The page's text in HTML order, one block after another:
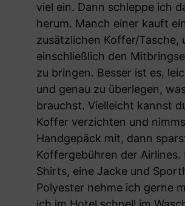
viel ein. Dann schleppe ich
herum. Manch einer kauft
zusätzlichen Koffer/Tasche,
einschließlich den
zu bringen. Besser ist es,
und genau zu überlegen,
brauchst. Vielleicht kannst
Koffer verzichten und
Handgepäck mit, dann
Koffergebühren der Airlines.
Shirts, eine Jacke und
Polyester nehme ich gerne